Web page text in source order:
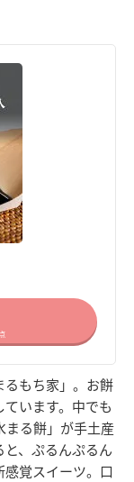
るもち家」。お餅
います。中でも
まる餅」が手土産
、ぷるんぷるん
覚スイーツ。口